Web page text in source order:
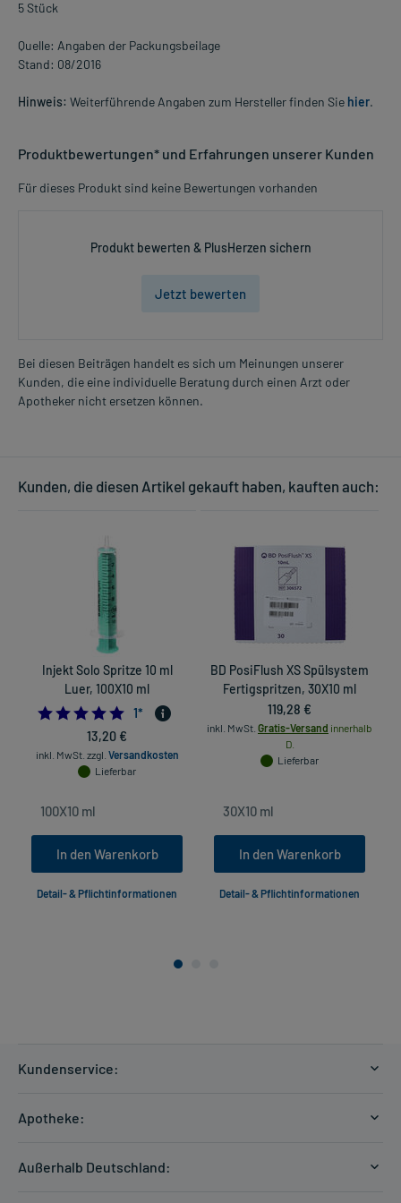
5 Stück
Quelle: Angaben der Packungsbeilage
Stand: 08/2016
Hinweis: Weiterführende Angaben zum Hersteller finden Sie hier.
Produktbewertungen* und Erfahrungen unserer Kunden
Für dieses Produkt sind keine Bewertungen vorhanden
Produkt bewerten & PlusHerzen sichern
Jetzt bewerten
Bei diesen Beiträgen handelt es sich um Meinungen unserer
Kunden, die eine individuelle Beratung durch einen Arzt oder
Apotheker nicht ersetzen können.
Kunden, die diesen Artikel gekauft haben, kauften auch:
Injekt Solo Spritze 10 ml
Luer, 100X10 ml
5.0
1*
13,20 €
inkl. MwSt. zzgl. Versandkosten
Lieferbar
In den Warenkorb
Detail- & Pflichtinformationen
BD PosiFlush XS Spülsystem
Fertigspritzen, 30X10 ml
119,28 €
inkl. MwSt. Gratis-Versand innerhalb
D.
Lieferbar
In den Warenkorb
Detail- & Pflichtinformationen
Kundenservice:
Zahlungsarten
Apotheke:
Außerhalb Deutschland: